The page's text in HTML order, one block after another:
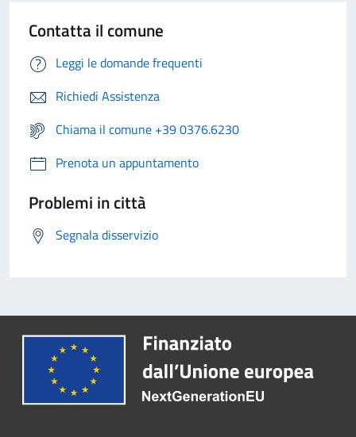
Contatta il comune
Leggi le domande frequenti
Richiedi Assistenza
Chiama il comune +39 0376.6230
Prenota un appuntamento
Problemi in città
Segnala disservizio